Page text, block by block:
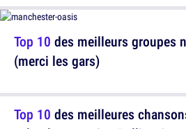
Top 10 des meilleurs groupes
(merci les gars)
Top 10 des meilleures